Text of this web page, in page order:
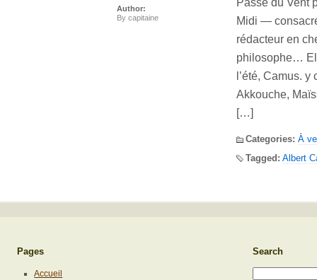
Midi —
rédacteur en
philosophe…
l’été, Camus.
Akkouche,
[…]
Categories: À
Tagged: Albert
Author:
By capitaine
Pages
Accueil
Search